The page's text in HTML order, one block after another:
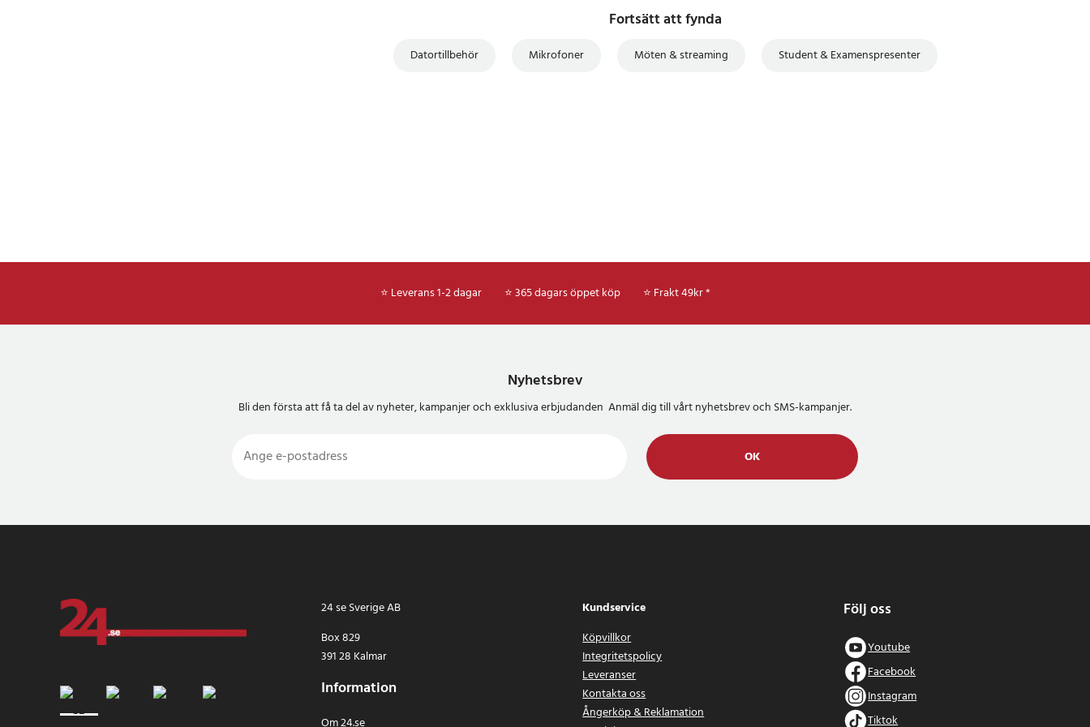
Fortsätt att fynda
Datortillbehör Mikrofoner Möten & streaming Student & Examenspresenter
⭐ Leverans 1-2 dagar ⭐ 365 dagars öppet köp ⭐ Frakt 49kr *
Nyhetsbrev
Bli den första att få ta del av nyheter, kampanjer och exklusiva erbjudanden Anmäl dig till vårt nyhetsbrev och SMS-kampanjer.
OK
24 se Sverige AB
Box 829
391 28 Kalmar
Information
Kundservice
Köpvillkor
Integritetspolicy
Leveranser
Kontakta oss
Ångerköp & Reklamation
Följ oss
Youtube
Facebook
Instagram
Tiktok